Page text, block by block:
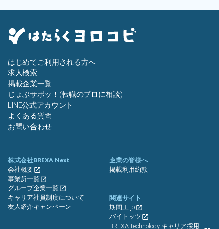
はじめてご利用される方へ
求人検索
掲載企業一覧
じょぶサポッ！(転職のプロに相談)
LINE公式アカウント
よくある質問
お問い合わせ
株式会社BREXA Next
会社概要
事業所一覧
グループ企業一覧
キャリア社員制度について
友人紹介キャンペーン
企業の皆様へ
掲載利用約款
関連サイト
期間工.jp
バイトッツ
BREXA Technology キャリア採用